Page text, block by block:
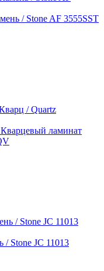
/ Stone AF 3555SST
ламинат
Stone JC 11013